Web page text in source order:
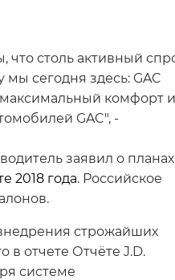
столь активный
сегодня здесь: GAC
максимальный комфорт и
GAC", -
заявил о планах
2018 года. Российское
строжайших
в отчете Отчёте J.D.
системе